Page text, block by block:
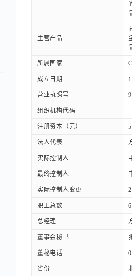
主营产品
所属国家
成立日期
营业执照号
组织机构代码
注册资本（元）
法人代表
实际控制人
最终控制人
实际控制人变更
职工总数
总经理
董事会秘书
董秘电话
省份